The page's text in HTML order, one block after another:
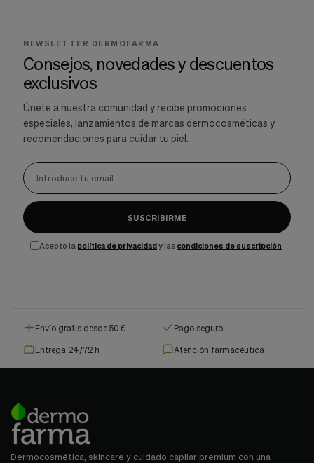
NEWSLETTER DERMOFARMA
Consejos, novedades y descuentos
exclusivos
Únete a nuestra comunidad y recibe promociones
especiales, lanzamientos de marcas dermocosméticas y
recomendaciones para cuidar tu piel.
SUSCRIBIRME
Acepto la política de privacidady las condiciones de suscripción
Envío gratis desde 50 € Pago seguro
Entrega 24/72 h Atención farmacéutica
Dermocosmética, skincare y cuidado capilar premium con una